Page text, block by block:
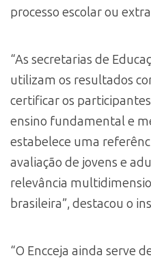
processo escolar ou
“As secretarias de
utilizam os resultados
certificar os
ensino fundamental e
estabelece uma
avaliação de jovens e
relevância
brasileira”, destacou o
“O Encceja ainda serve